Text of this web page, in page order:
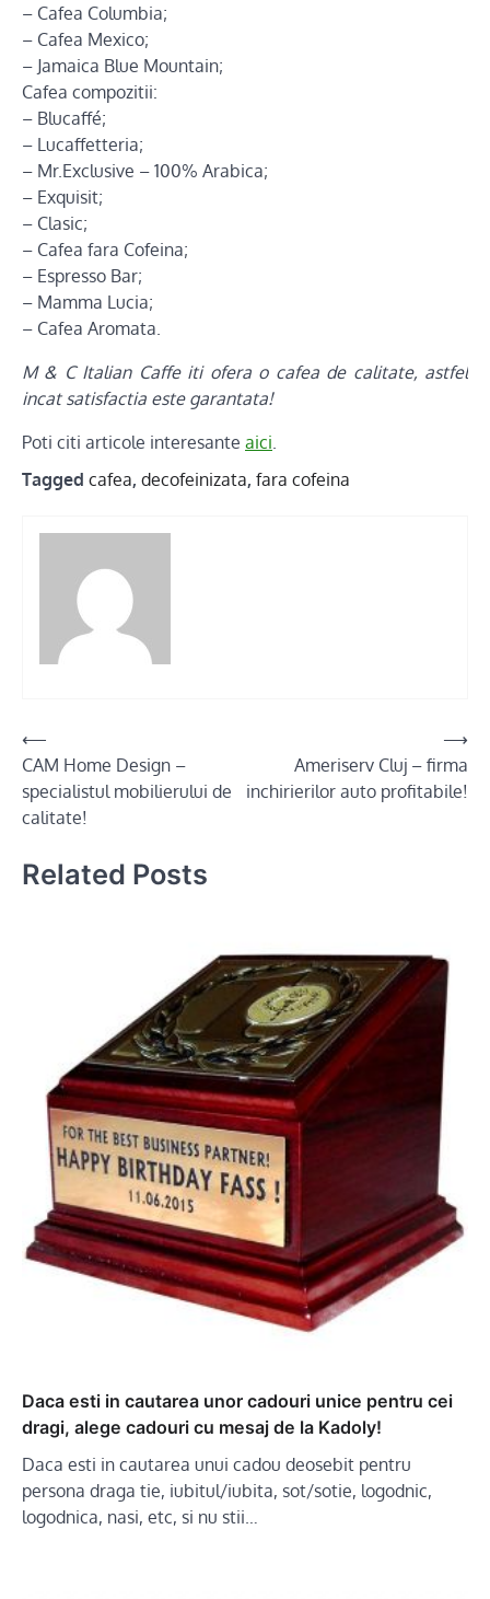
– Cafea Columbia;
– Cafea Mexico;
– Jamaica Blue Mountain;
Cafea compozitii:
– Blucaffé;
– Lucaffetteria;
– Mr.Exclusive – 100% Arabica;
– Exquisit;
– Clasic;
– Cafea fara Cofeina;
– Espresso Bar;
– Mamma Lucia;
– Cafea Aromata.
M & C Italian Caffe iti ofera o cafea de calitate, astfel
incat satisfactia este garantata!
Poti citi articole interesante aici
Tagged cafea, decofeinizata, fara cofeina
Post
navigation
⟵
CAM Home Design –
specialistul mobilierului de
calitate!
Ameriserv Cluj – firma
inchirierilor auto profitabile!
⟶
Related Posts
Daca esti in cautarea unor cadouri unice pentru cei
dragi, alege cadouri cu mesaj de la Kadoly!
Daca esti in cautarea unui cadou deosebit pentru
persona draga tie, iubitul/iubita, sot/sotie, logodnic,
logodnica, nasi, etc, si nu stii…